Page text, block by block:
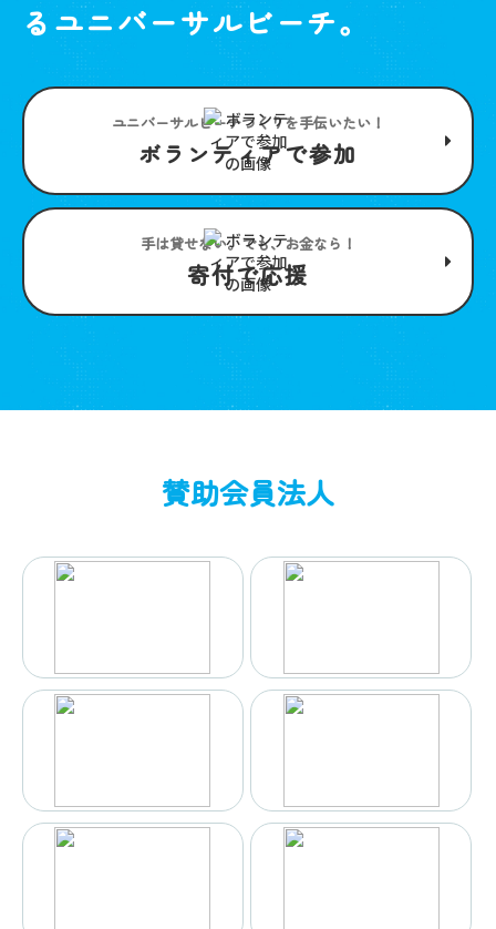
るユニバーサルビーチ。
ユニバーサルビーチつくりを手伝いたい！
ボランティアで参加
手は貸せない。でも、お金なら！
寄付で応援
賛助会員法人